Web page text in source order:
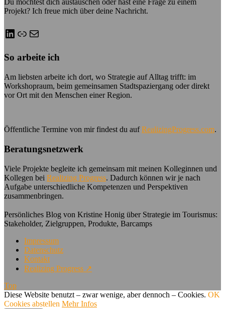
Du möchtest dich austauschen oder hast eine Frage zu einem
Projekt? Ich freue mich über deine Nachricht.
LinkedIn
Link
E-Mail
So arbeite ich
Am liebsten arbeite ich dort, wo Strategie auf Alltag trifft: im
Workshopraum, beim gemeinsamen Stadtspaziergang oder direkt
vor Ort mit den Menschen einer Region.
Öffentliche Termine von mir findest du aufRealizingProgress.com.
Beratungsnetzwerk
Viele Projekte begleite ich gemeinsam mit meinen Kolleginnen und
Kollegen bei Realizing Progress. Dadurch können wir je nach
Aufgabe unterschiedliche Kompetenzen und Perspektiven
zusammenbringen.
Persönliches Blog von Kristine Honig über Strategie im Tourismus:
Stakeholder, Zielgruppen, Produkte, Barcamps
Impressum
Datenschutz
Kontakt
Realizing Progress ↗
Top
Diese Website benutzt – zwar wenige, aber dennoch – Cookies. OK
Cookies abstellen Mehr Infos